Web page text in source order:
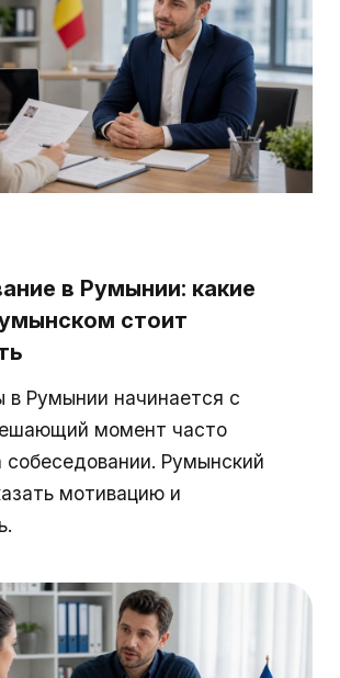
в Румынии: какие
стоит
в Румынии начинается с
момент часто
собеседовании. Румынский
мотивацию и